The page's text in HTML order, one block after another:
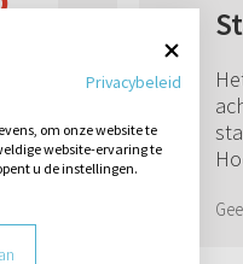
ruim
(sinds
Privacybeleid
om onze website te
website-ervaring te
u de instellingen.